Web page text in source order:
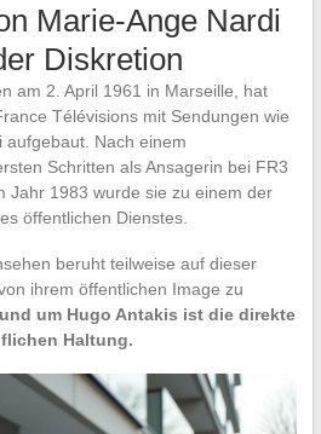
Marie-Ange Nardi
Diskretion
am 2. April 1961 in Marseille, hat
Télévisions mit Sendungen wie
aufgebaut. Nach einem
Schritten als Ansagerin bei FR3
Jahr 1983 wurde sie zu einem der
öffentlichen Dienstes.
beruht teilweise auf dieser
ihrem öffentlichen Image zu
um Hugo Antakis ist die direkte
Haltung.